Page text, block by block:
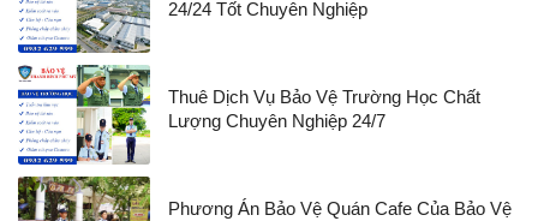
24/24 Tốt Chuyên Nghiệp
Thuê Dịch Vụ Bảo Vệ Trường Học Chất
Lượng Chuyên Nghiệp 24/7
Phương Án Bảo Vệ Quán Cafe Của Bảo Vệ